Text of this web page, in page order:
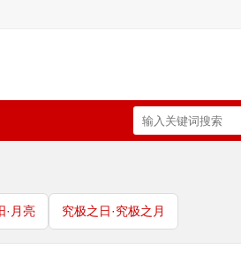
·月亮 究极之日·究极之月